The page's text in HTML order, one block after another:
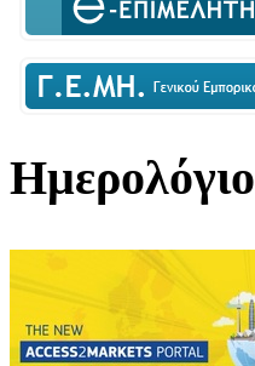
Ημερολόγιο